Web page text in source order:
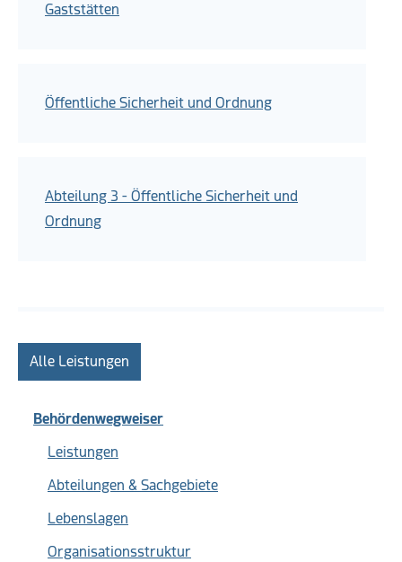
Gaststätten
Öffentliche Sicherheit und Ordnung
Abteilung 3 - Öffentliche Sicherheit und
Ordnung
Alle Leistungen
Behördenwegweiser
Leistungen
Abteilungen & Sachgebiete
Lebenslagen
Organisationsstruktur